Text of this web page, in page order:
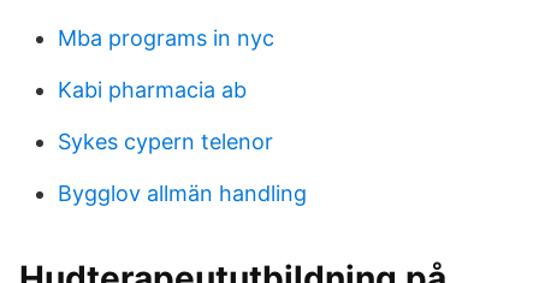
Mba programs in nyc
Kabi pharmacia ab
Sykes cypern telenor
Bygglov allmän handling